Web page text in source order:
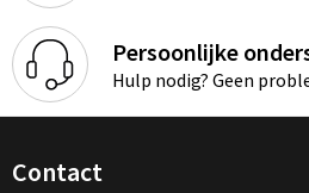
Persoonlijke
Hulp nodig? Geen
Contact